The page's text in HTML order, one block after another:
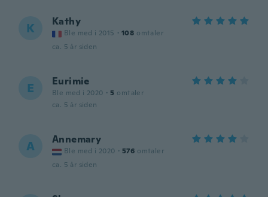
K Kathy
Ble med i 2015 · 108 omtaler
ca. 5 år siden
E Eurimie
Ble med i 2020 · 5 omtaler
ca. 5 år siden
A Annemary
Ble med i 2020 · 576 omtaler
ca. 5 år siden